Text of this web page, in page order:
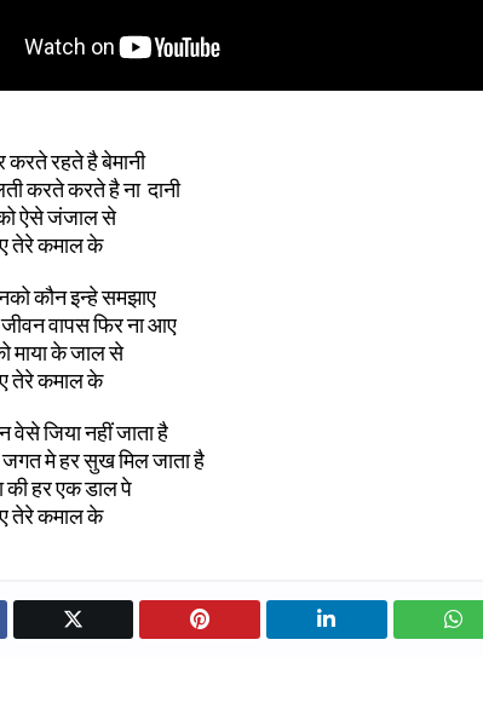
करते रहते है बेमानी
करते करते है ना दानी
ऐसे जंजाल से
तेरे कमाल के
कौन इन्हे समझाए
वापस फिर ना आए
माया के जाल से
तेरे कमाल के
वेसे जिया नहीं जाता है
मे हर सुख मिल जाता है
हर एक डाल पे
तेरे कमाल के